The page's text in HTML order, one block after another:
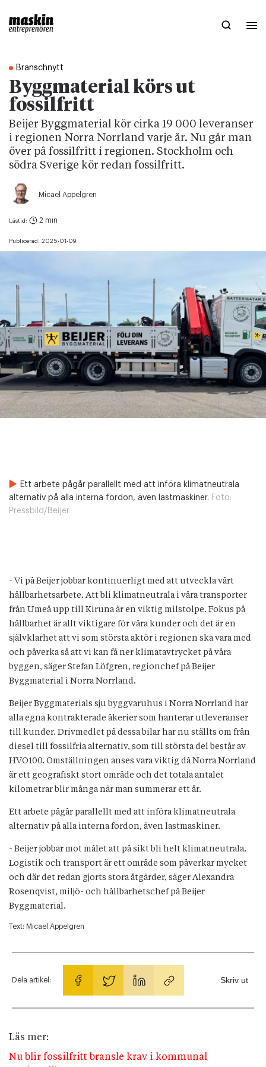
Branschnytt
Byggmaterial körs ut
fossilfritt
Beijer Byggmaterial kör cirka 19 000 leveranser
i regionen Norra Norrland varje år. Nu går man
över på fossilfritt i regionen. Stockholm och
södra Sverige kör redan fossilfritt.
Micael Appelgren
Publicerad: 2025-01-09
Lästid: 2 min
Ett arbete pågår parallellt med att införa klimatneutrala
alternativ på alla interna fordon, även lastmaskiner. Foto:
Pressbild/Beijer
- Vi på Beijer jobbar kontinuerligt med att utveckla vårt
hållbarhetsarbete. Att bli klimatneutrala i våra transporter
från Umeå upp till Kiruna är en viktig milstolpe. Fokus på
hållbarhet är allt viktigare för våra kunder och det är en
självklarhet att vi som största aktör i regionen ska vara med
och påverka så att vi kan få ner klimatavtrycket på våra
byggen, säger Stefan Löfgren, regionchef på Beijer
Byggmaterial i Norra Norrland.
Beijer Byggmaterials sju byggvaruhus i Norra Norrland har
alla egna kontrakterade åkerier som hanterar utleveranser
till kunder. Drivmedlet på dessa bilar har nu ställts om från
diesel till fossilfria alternativ, som till största del består av
HVO100. Omställningen anses vara viktig då Norra Norrland
är ett geografiskt stort område och det totala antalet
kilometrar blir många när man summerar ett år.
Ett arbete pågår parallellt med att införa klimatneutrala
alternativ på alla interna fordon, även lastmaskiner.
- Beijer jobbar mot målet att på sikt bli helt klimatneutrala.
Logistik och transport är ett område som påverkar mycket
och där det redan gjorts stora åtgärder, säger Alexandra
Rosenqvist, miljö- och hållbarhetschef på Beijer
Byggmaterial.
Text: Micael Appelgren
Dela artikel: Skriv ut
Läs mer:
Nu blir fossilfritt bransle krav i kommunal